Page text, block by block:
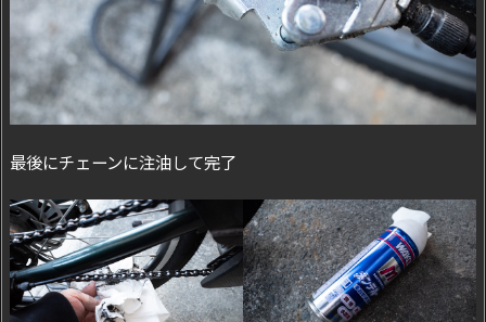
最後にチェーンに注油して完了